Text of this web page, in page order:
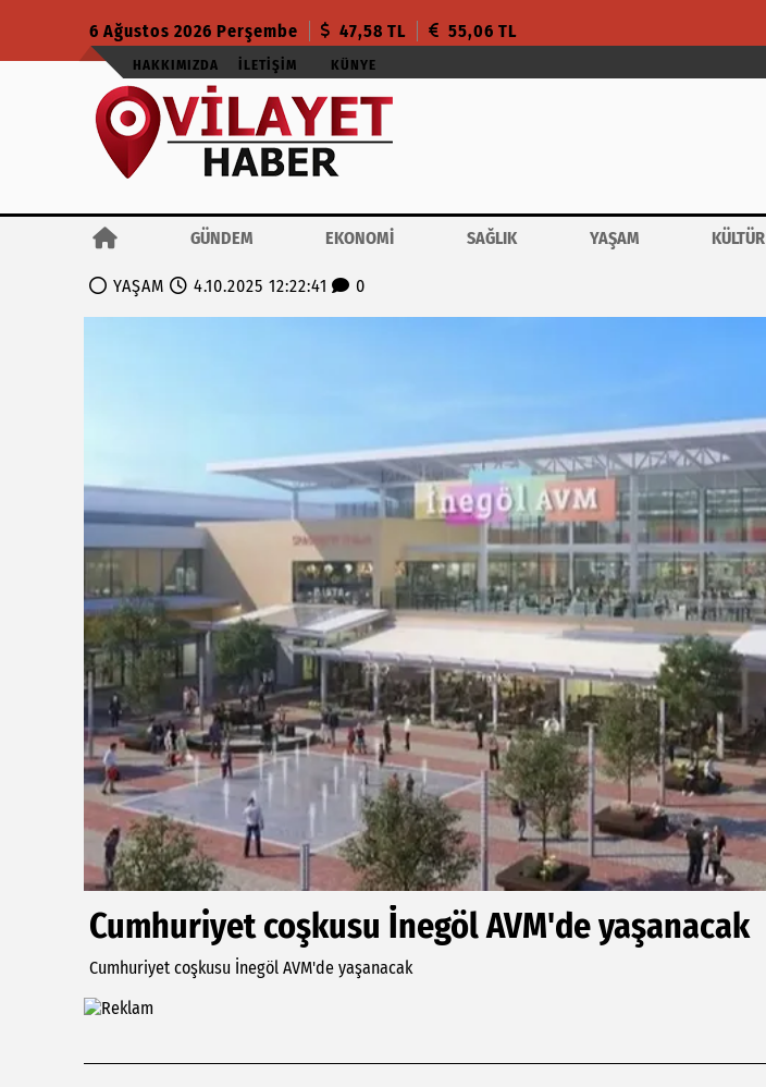
6 Ağustos 2026 Perşembe 47,58 TL 55,06 TL
HAKKIMIZDA İLETIŞIM KÜNYE
GÜNDEM EKONOMİ SAĞLIK YAŞAM KÜLTÜR
YAŞAM 4.10.2025 12:22:41 0
Cumhuriyet coşkusu İnegöl AVM'de yaşanacak
Cumhuriyet coşkusu İnegöl AVM'de yaşanacak